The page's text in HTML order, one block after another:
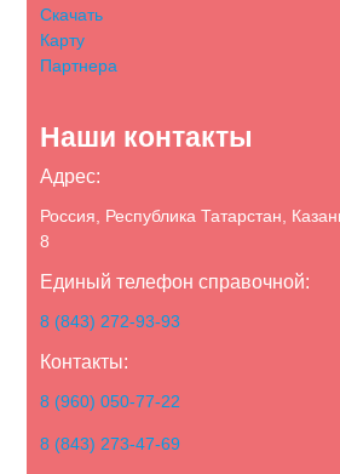
Скачать
Карту
Партнера
Наши контакты
Адрес:
Россия, Республика Татарстан,
8
Единый телефон справочной:
8 (843) 272-93-93
Контакты:
8 (960) 050-77-22
8 (843) 273-47-69